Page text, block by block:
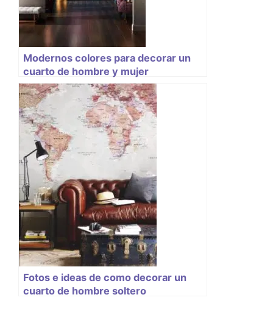
Modernos colores para decorar un
cuarto de hombre y mujer
Fotos e ideas de como decorar un
cuarto de hombre soltero